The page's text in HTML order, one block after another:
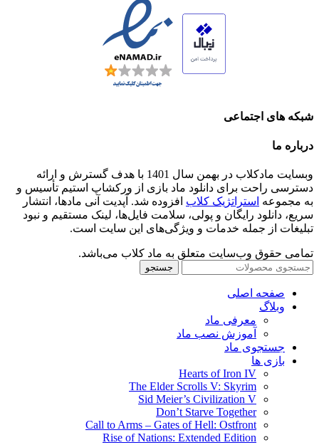
شبکه های اجتماعی
درباره ما
وبسایت مادکلاب در بهمن سال 1401 با هدف گسترش و ارائه
دسترسی راحت برای دانلود ماد بازی از ورکشاپ استیم تأسیس و
به مجموعه استراتژیک کلاب افزوده شد. آپدیت آنی مادها، انتشار
سریع، دانلود رایگان و پولی، سلامت فایل‌ها، لینک مستقیم و نبود
تبلیغات از جمله خدمات و ویژگی‌های این سایت است.
تمامی حقوق وب‌سایت متعلق به ماد کلاب می‌باشد.
جستجو
صفحه اصلی
وبلاگ
معرفی ماد
آموزش نصب ماد
جستجوی ماد
بازی ها
Hearts of Iron IV
The Elder Scrolls V: Skyrim
Sid Meier’s Civilization V
Don’t Starve Together
Call to Arms – Gates of Hell: Ostfront
Rise of Nations: Extended Edition